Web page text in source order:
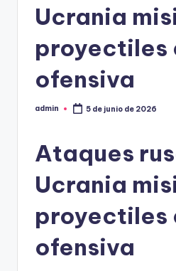
Ucrania
proyectiles
ofensiva
Publicado
admin 5 de junio de 2026
Ataques
Ucrania
proyectiles
ofensiva